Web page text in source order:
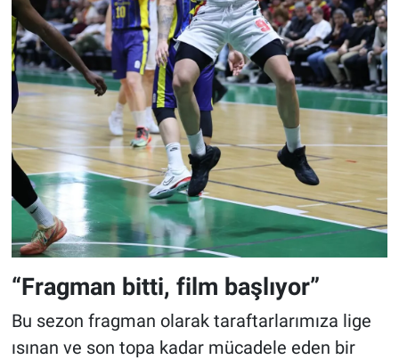
“Fragman bitti, film başlıyor”
Bu sezon fragman olarak taraftarlarımıza lige
ısınan ve son topa kadar mücadele eden bir